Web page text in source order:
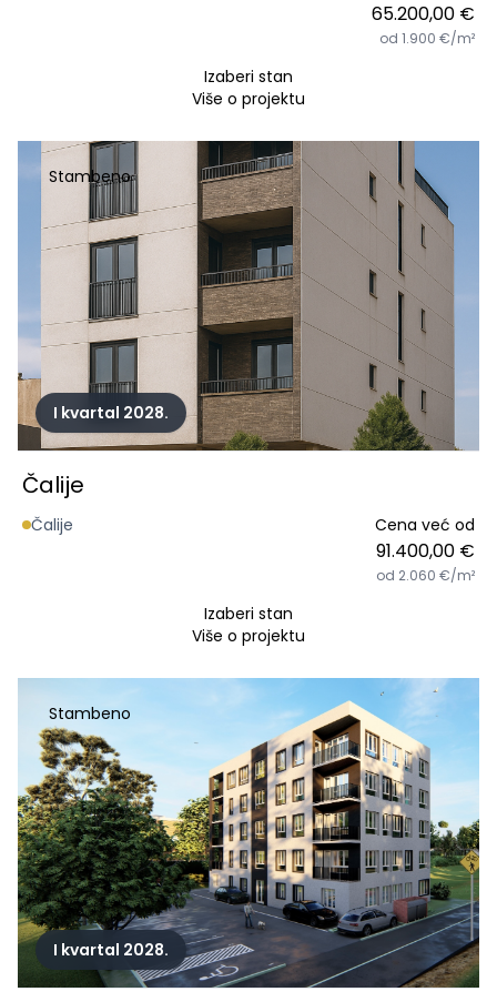
65.200,00 €
od 1.900 €/m²
Izaberi stan
Više o projektu
Stambeno
I kvartal 2028.
Čalije
Čalije Cena već od
91.400,00 €
od 2.060 €/m²
Izaberi stan
Više o projektu
Stambeno
I kvartal 2028.